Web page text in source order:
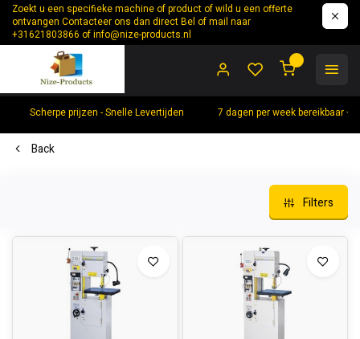
Zoekt u een specifieke machine of product of wild u een offerte
ontvangen Contacteer ons dan direct Bel of mail naar
+31621803866 ofinfo@nize-products.nl
Scherpe prijzen - Snelle Levertijden 7 dagen per week bereikbaar
Back
Filters